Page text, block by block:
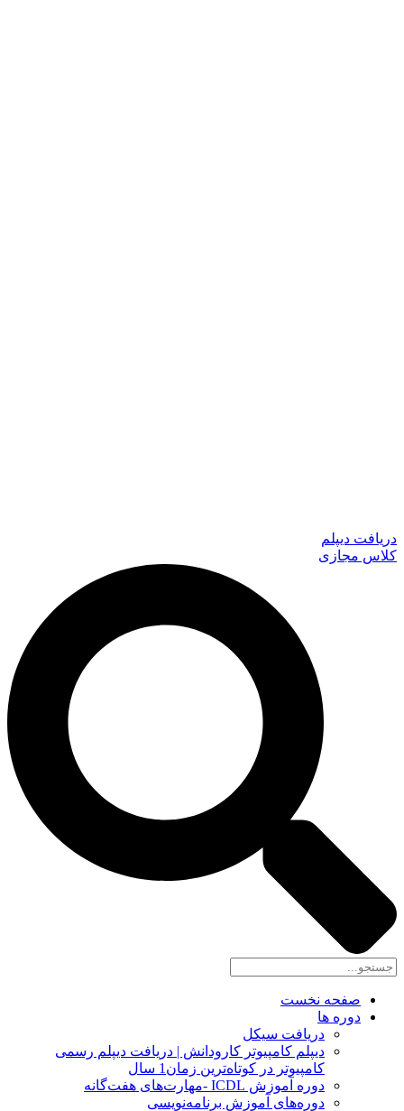
دریافت دیپلم
کلاس مجازی
صفحه نخست
دوره ها
دریافت سیکل
دیپلم کامپیوتر کارودانش | دریافت دیپلم رسمی
کامپیوتر در کوتاه‌ترین زمان1 سال
دوره آموزش ICDL -مهارت‌های هفت‌گانه
دوره‌های آموزش برنامه‌نویسی